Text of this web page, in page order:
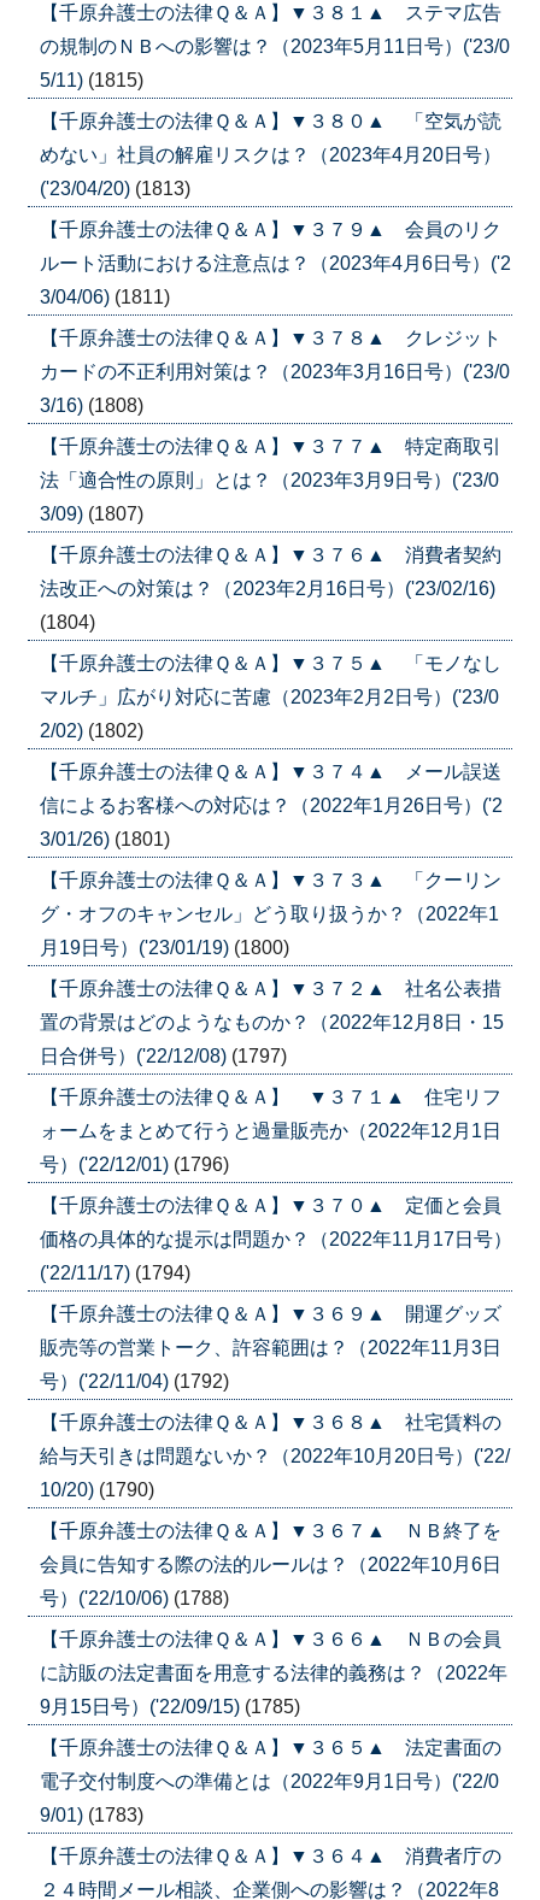
【千原弁護士の法律Ｑ＆Ａ】▼３８１▲ ステマ広告
の規制のＮＢへの影響は？（2023年5月11日号）('23/0
5/11) (1815)
【千原弁護士の法律Ｑ＆Ａ】▼３８０▲ 「空気が読
めない」社員の解雇リスクは？（2023年4月20日号）
('23/04/20) (1813)
【千原弁護士の法律Ｑ＆Ａ】▼３７９▲ 会員のリク
ルート活動における注意点は？（2023年4月6日号）('2
3/04/06) (1811)
【千原弁護士の法律Ｑ＆Ａ】▼３７８▲ クレジット
カードの不正利用対策は？（2023年3月16日号）('23/0
3/16) (1808)
【千原弁護士の法律Ｑ＆Ａ】▼３７７▲ 特定商取引
法「適合性の原則」とは？（2023年3月9日号）('23/0
3/09) (1807)
【千原弁護士の法律Ｑ＆Ａ】▼３７６▲ 消費者契約
法改正への対策は？（2023年2月16日号）('23/02/16)
(1804)
【千原弁護士の法律Ｑ＆Ａ】▼３７５▲ 「モノなし
マルチ」広がり対応に苦慮（2023年2月2日号）('23/0
2/02) (1802)
【千原弁護士の法律Ｑ＆Ａ】▼３７４▲ メール誤送
信によるお客様への対応は？（2022年1月26日号）('2
3/01/26) (1801)
【千原弁護士の法律Ｑ＆Ａ】▼３７３▲ 「クーリン
グ・オフのキャンセル」どう取り扱うか？（2022年1
月19日号）('23/01/19) (1800)
【千原弁護士の法律Ｑ＆Ａ】▼３７２▲ 社名公表措
置の背景はどのようなものか？（2022年12月8日・15
日合併号）('22/12/08) (1797)
【千原弁護士の法律Ｑ＆Ａ】 ▼３７１▲ 住宅リフ
ォームをまとめて行うと過量販売か（2022年12月1日
号）('22/12/01) (1796)
【千原弁護士の法律Ｑ＆Ａ】▼３７０▲ 定価と会員
価格の具体的な提示は問題か？（2022年11月17日号）
('22/11/17) (1794)
【千原弁護士の法律Ｑ＆Ａ】▼３６９▲ 開運グッズ
販売等の営業トーク、許容範囲は？（2022年11月3日
号）('22/11/04) (1792)
【千原弁護士の法律Ｑ＆Ａ】▼３６８▲ 社宅賃料の
給与天引きは問題ないか？（2022年10月20日号）('22/
10/20) (1790)
【千原弁護士の法律Ｑ＆Ａ】▼３６７▲ ＮＢ終了を
会員に告知する際の法的ルールは？（2022年10月6日
号）('22/10/06) (1788)
【千原弁護士の法律Ｑ＆Ａ】▼３６６▲ ＮＢの会員
に訪販の法定書面を用意する法律的義務は？（2022年
9月15日号）('22/09/15) (1785)
【千原弁護士の法律Ｑ＆Ａ】▼３６５▲ 法定書面の
電子交付制度への準備とは（2022年9月1日号）('22/0
9/01) (1783)
【千原弁護士の法律Ｑ＆Ａ】▼３６４▲ 消費者庁の
２４時間メール相談、企業側への影響は？（2022年8